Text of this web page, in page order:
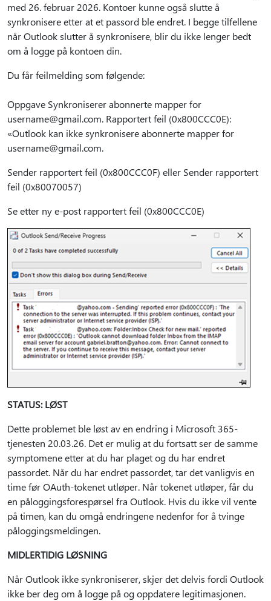
med 26. februar 2026. Kontoer kunne også slutte å
synkronisere etter at et passord ble endret. I begge tilfellene
når Outlook slutter å synkronisere, blir du ikke lenger bedt
om å logge på kontoen din.
Du får feilmelding som følgende:
Oppgave Synkroniserer abonnerte mapper for
username@gmail.com. Rapportert feil (0x800CCC0E):
«Outlook kan ikke synkronisere abonnerte mapper for
username@gmail.com.
Sender rapportert feil (0x800CCC0F) eller Sender rapportert
feil (0x80070057)
Se etter ny e-post rapportert feil (0x800CCC0E)
STATUS: LØST
Dette problemet ble løst av en endring i Microsoft 365-
tjenesten 20.03.26. Det er mulig at du fortsatt ser de samme
symptomene etter at du har plaget og du har endret
passordet. Når du har endret passordet, tar det vanligvis en
time før OAuth-tokenet utløper. Når tokenet utløper, får du
en påloggingsforespørsel fra Outlook. Hvis du ikke vil vente
på timen, kan du omgå endringene nedenfor for å tvinge
påloggingsmeldingen.
MIDLERTIDIG LØSNING
Når Outlook ikke synkroniserer, skjer det delvis fordi Outlook
ikke ber deg om å logge på og oppdatere legitimasjonen.